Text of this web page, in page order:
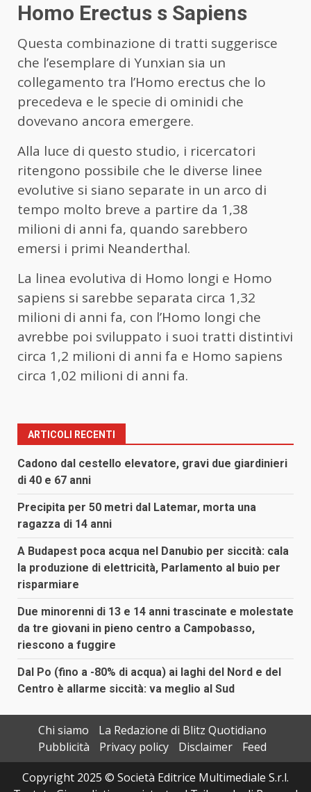
Homo Erectus s Sapiens
Questa combinazione di tratti suggerisce
che l’esemplare di Yunxian sia un
collegamento tra l’Homo erectus che lo
precedeva e le specie di ominidi che
dovevano ancora emergere.
Alla luce di questo studio, i ricercatori
ritengono possibile che le diverse linee
evolutive si siano separate in un arco di
tempo molto breve a partire da 1,38
milioni di anni fa, quando sarebbero
emersi i primi Neanderthal.
La linea evolutiva di Homo longi e Homo
sapiens si sarebbe separata circa 1,32
milioni di anni fa, con l’Homo longi che
avrebbe poi sviluppato i suoi tratti distintivi
circa 1,2 milioni di anni fa e Homo sapiens
circa 1,02 milioni di anni fa.
ARTICOLI RECENTI
Cadono dal cestello elevatore, gravi due giardinieri
di 40 e 67 anni
Precipita per 50 metri dal Latemar, morta una
ragazza di 14 anni
A Budapest poca acqua nel Danubio per siccità: cala
la produzione di elettricità, Parlamento al buio per
risparmiare
Due minorenni di 13 e 14 anni trascinate e molestate
da tre giovani in pieno centro a Campobasso,
riescono a fuggire
Dal Po (fino a -80% di acqua) ai laghi del Nord e del
Centro è allarme siccità: va meglio al Sud
Chi siamo
La Redazione di Blitz Quotidiano
Pubblicità
Privacy policy Disclaimer
Feed
Copyright 2025 © Società Editrice Multimediale S.r.l.